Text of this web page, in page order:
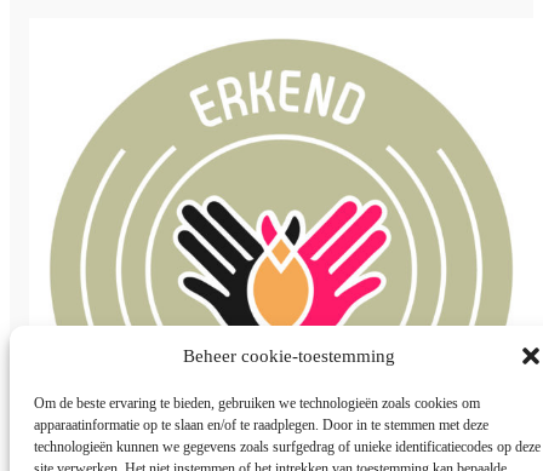
Beheer cookie-toestemming
Om de beste ervaring te bieden, gebruiken we technologieën zoals cookies om
apparaatinformatie op te slaan en/of te raadplegen. Door in te stemmen met deze
technologieën kunnen we gegevens zoals surfgedrag of unieke identificatiecodes op deze